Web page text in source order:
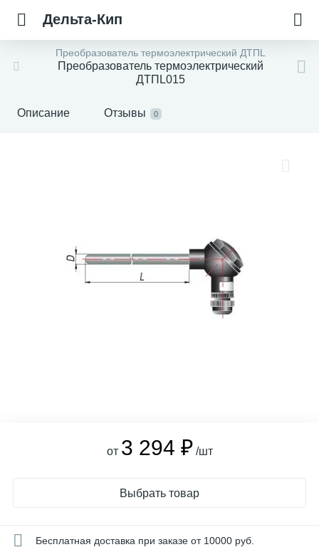
Дельта-Кип
Преобразователь термоэлектрический ДТПL
Преобразователь термоэлектрический
ДТПL015
Описание Отзывы 0
от 3 294 ₽ /шт
Выбрать товар
Бесплатная доставка при заказе от 10000 руб.